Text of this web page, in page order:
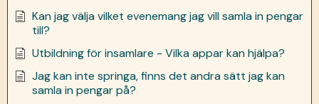
Kan jag välja vilket evenemang jag vill samla in pengar
till?
Utbildning för insamlare - Vilka appar kan hjälpa?
Jag kan inte springa, finns det andra sätt jag kan
samla in pengar på?